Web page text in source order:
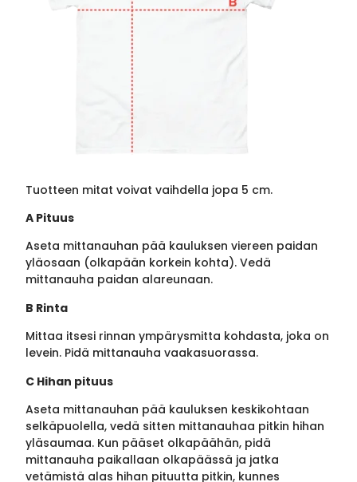
Tuotteen mitat voivat vaihdella jopa 5 cm.
A Pituus
Aseta mittanauhan pää kauluksen viereen paidan
yläosaan (olkapään korkein kohta). Vedä
mittanauha paidan alareunaan.
B Rinta
Mittaa itsesi rinnan ympärysmitta kohdasta, joka on
levein. Pidä mittanauha vaakasuorassa.
C Hihan pituus
Aseta mittanauhan pää kauluksen keskikohtaan
selkäpuolella, vedä sitten mittanauhaa pitkin hihan
yläsaumaa. Kun pääset olkapäähän, pidä
mittanauha paikallaan olkapäässä ja jatka
vetämistä alas hihan pituutta pitkin, kunnes